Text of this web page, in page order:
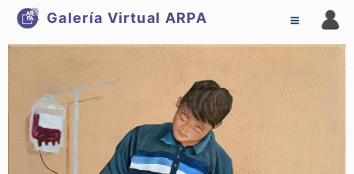
Galería Virtual ARPA